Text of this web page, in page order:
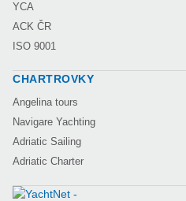
YCA
ACK ČR
ISO 9001
CHARTROVKY
Angelina tours
Navigare Yachting
Adriatic Sailing
Adriatic Charter